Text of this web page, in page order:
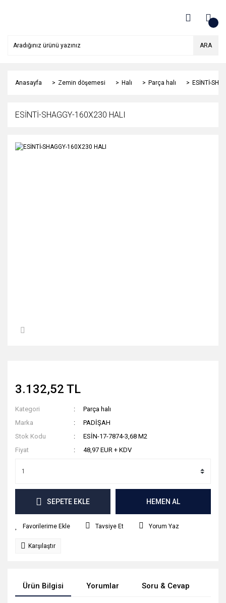
ARA
Anasayfa Zemin döşemesi Halı Parça halı ESİNTİ-
ESİNTİ-SHAGGY-160X230 HALI
3.132,52 TL
Kategori
Parça halı
Marka
PADİŞAH
Stok Kodu
ESİN-17-7874-3,68 M2
Fiyat
48,97 EUR + KDV
SEPETE EKLE HEMEN AL
Tavsiye Et Yorum Yaz
Karşılaştır
Ürün Bilgisi Yorumlar Soru & Cevap